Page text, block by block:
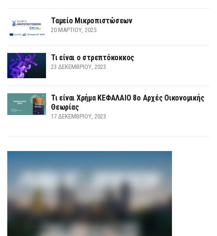
Ταμείο Μικροπιστώσεων
20 ΜΑΡΤΊΟΥ, 2025
Τι είναι ο στρεπτόκοκκος
23 ΔΕΚΕΜΒΡΊΟΥ, 2023
Τι είναι Χρήμα ΚΕΦΑΛΑΙΟ 8ο Αρχές Οικονομικής
Θεωρίας
17 ΔΕΚΕΜΒΡΊΟΥ, 2023